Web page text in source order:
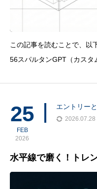
この記事を読むことで、以
56スパルタンGPT（カスタ
使ってよい場面と控えるべ
25
FEB
2026
エントリー
2026.07.28
水平線で磨く！トレ